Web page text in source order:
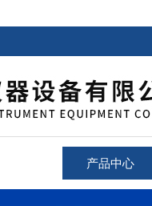
产品中心